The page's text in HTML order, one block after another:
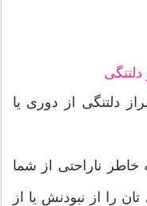
دلتنگی از دوری یا
خاطر ناراحتی از شما
را از نبودنش یا از